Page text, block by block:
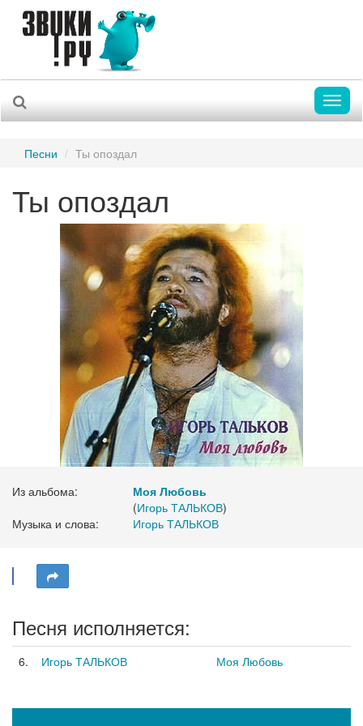
Песни Ты опоздал
Ты опоздал
Из альбома:
Моя Любовь
(Игорь ТАЛЬКОВ)
Музыка и слова:
Игорь ТАЛЬКОВ
Песня исполняется:
6. Игорь ТАЛЬКОВ Моя Любовь